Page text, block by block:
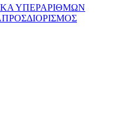
ΥΠΕΡΑΡΙΘΜΩΝ